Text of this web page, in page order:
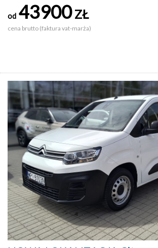
od 43900ZŁ
cena brutto (faktura vat-marża)